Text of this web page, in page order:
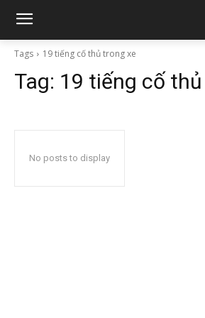
Tags 19 tiếng cố thủ trong xe
Tag: 19 tiếng cố
No posts to display